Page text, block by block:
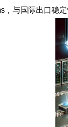
，与国际出口稳